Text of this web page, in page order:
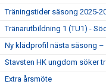
Träningstider säsong 2025-
Tränarutbildning 1 (TU1) -
Ny klädprofil nästa säsong
Stavsten HK ungdom söker
Extra årsmöte